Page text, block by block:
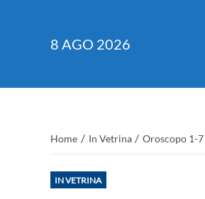
8 AGO 2026
Home / In Vetrina / Oroscopo 1-
IN VETRINA